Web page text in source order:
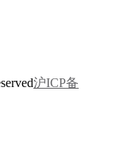
沪ICP备